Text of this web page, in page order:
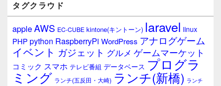
タグクラウド
appleAWS EC-CUBE kintone(キントーン) laravel linux
PHPpython RaspberryPi WordPress アナログゲーム
イベント ガジェット グルメ ゲームマーケット
コミック スマホ テレビ番組 データベース プログラ
ミング ランチ(五反田・大崎) ランチ(新橋) ランチ